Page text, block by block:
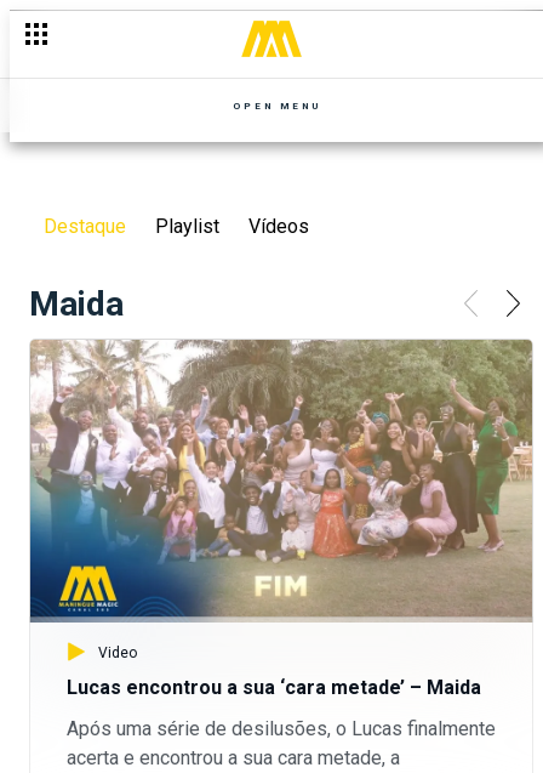
OPEN MENU
Destaque Playlist Vídeos
Maida
Video
Lucas encontrou a sua ‘cara metade’ – Maida
Após uma série de desilusões, o Lucas finalmente
acerta e encontrou a sua cara metade, a